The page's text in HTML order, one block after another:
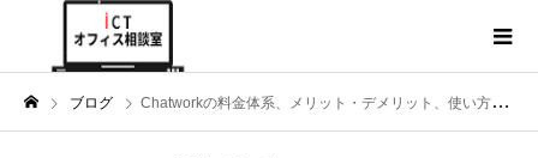
ブログ Chatworkの料金体系、メリット・デメリット、使い方を一挙解説！